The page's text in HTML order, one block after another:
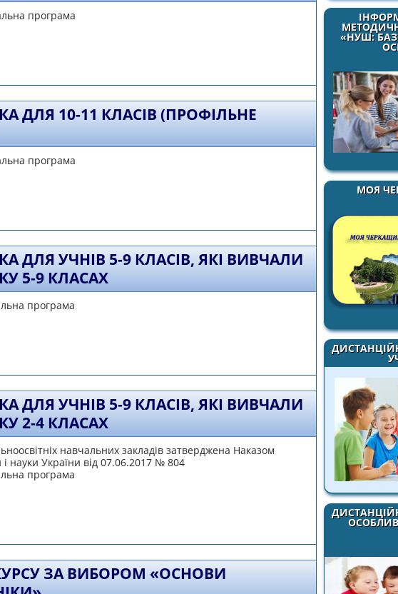
«НУШ:
МОЯ
програма
ЗАГАЛЬНООСВІТНІХ НАВЧАЛЬНИХ ЗАКЛАДІВ (РІВЕНЬ
ДЛЯ 10-11 КЛАСІВ (ПРОФІЛЬНЕ
програма
для 10-11 класів (профільне навчання)
ДЛЯ УЧНІВ 5-9 КЛАСІВ, ЯКІ ВИВЧАЛИ
5-9 КЛАСАХ
програма
для учнів 5-9 класів, які вивчали інформатику 5-9 класах
ДЛЯ УЧНІВ 5-9 КЛАСІВ, ЯКІ ВИВЧАЛИ
2-4 КЛАСАХ
навчальних закладів затверджена Наказом
і науки України від 07.06.2017 № 804
програма
для учнів 5-9 класів, які вивчали інформатику 2-4 класах
ЗА ВИБОРОМ «ОСНОВИ